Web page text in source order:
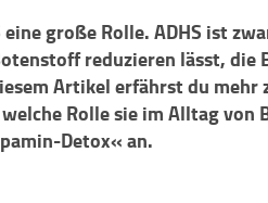
große Rolle. ADHS ist
reduzieren lässt, die
Artikel erfährst du
Rolle sie im Alltag
Detox« an.